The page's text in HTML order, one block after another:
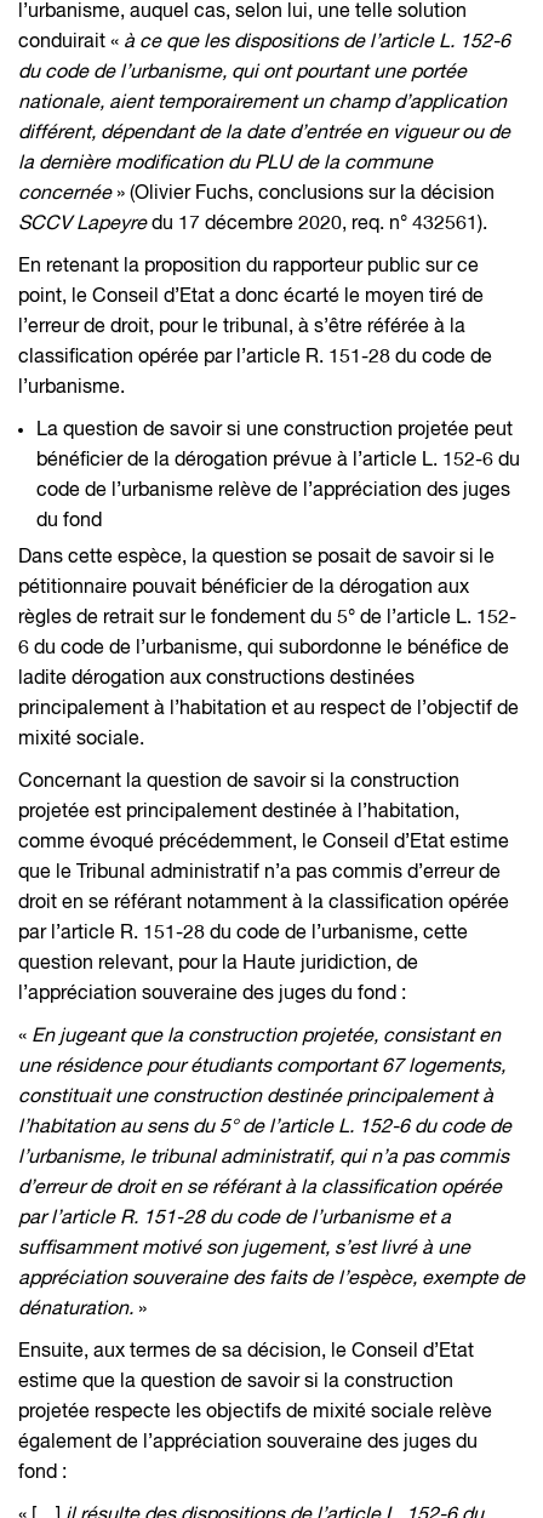
l’urbanisme, auquel cas, selon lui, une telle solution
conduirait « à ce que les dispositions de l’article L. 152-6
du code de l’urbanisme, qui ont pourtant une portée
nationale, aient temporairement un champ d’application
différent, dépendant de la date d’entrée en vigueur ou de
la dernière modification du PLU de la commune
concernée» (Olivier Fuchs, conclusions sur la décision
SCCV Lapeyredu 17 décembre 2020, req. n° 432561).
En retenant la proposition du rapporteur public sur ce
point, le Conseil d’Etat a donc écarté le moyen tiré de
l’erreur de droit, pour le tribunal, à s’être référée à la
classification opérée par l’article R. 151-28 du code de
l’urbanisme.
La question de savoir si une construction projetée peut
bénéficier de la dérogation prévue à l’article L. 152-6 du
code de l’urbanisme relève de l’appréciation des juges
du fond
Dans cette espèce, la question se posait de savoir si le
pétitionnaire pouvait bénéficier de la dérogation aux
règles de retrait sur le fondement du 5° de l’article L. 152-
6 du code de l’urbanisme, qui subordonne le bénéfice de
ladite dérogation aux constructions destinées
principalement à l’habitation et au respect de l’objectif de
mixité sociale.
Concernant la question de savoir si la construction
projetée est principalement destinée à l’habitation,
comme évoqué précédemment, le Conseil d’Etat estime
que le Tribunal administratif n’a pas commis d’erreur de
droit en se référant notamment à la classification opérée
par l’article R. 151-28 du code de l’urbanisme, cette
question relevant, pour la Haute juridiction, de
l’appréciation souveraine des juges du fond :
« En jugeant que la construction projetée, consistant en
une résidence pour étudiants comportant 67 logements,
constituait une construction destinée principalement à
l’habitation au sens du 5° de l’article L. 152-6 du code de
l’urbanisme, le tribunal administratif, qui n’a pas commis
d’erreur de droit en se référant à la classification opérée
par l’article R. 151-28 du code de l’urbanisme et a
suffisamment motivé son jugement, s’est livré à une
appréciation souveraine des faits de l’espèce, exempte de
dénaturation. »
Ensuite, aux termes de sa décision, le Conseil d’Etat
estime que la question de savoir si la construction
projetée respecte les objectifs de mixité sociale relève
également de l’appréciation souveraine des juges du
fond :